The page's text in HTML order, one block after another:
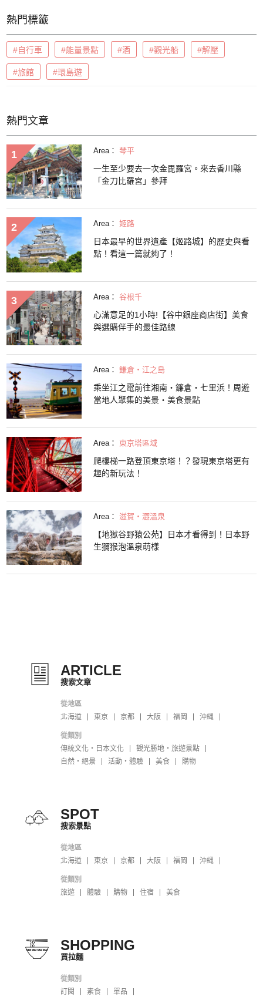
熱門標籤
#自行車 #能量景點 #酒 #觀光船 #解壓
#旅館 #環島遊
熱門文章
Area： 琴平
一生至少要去一次金毘羅宮。來去香川縣
「金刀比羅宮」參拜
Area： 姬路
日本最早的世界遺產【姬路城】的歷史與看
點！看這一篇就夠了！
Area： 谷根千
心滿意足的1小時!【谷中銀座商店街】美食
與選購伴手的最佳路線
Area： 鎌倉・江之島
乘坐江之電前往湘南・鐮倉・七里浜！周遊
當地人聚集的美景・美食景點
Area： 東京塔區域
爬樓梯一路登頂東京塔！？發現東京塔更有
趣的新玩法！
Area： 滋賀・澀溫泉
【地獄谷野猿公苑】日本才看得到！日本野
生獼猴泡溫泉萌樣
ARTICLE
搜索文章
從地區
北海道
東京 京都 大阪 福岡 沖縄
從類別
傳統文化・日本文化
觀光勝地・旅遊景點
自然・絕景
活動・體驗 美食 購物
SPOT
搜索景點
從地區
北海道
東京 京都 大阪 福岡 沖縄
從類別
旅遊
體驗 購物 住宿 美食
SHOPPING
買拉麵
從類別
訂閱
素食 單品